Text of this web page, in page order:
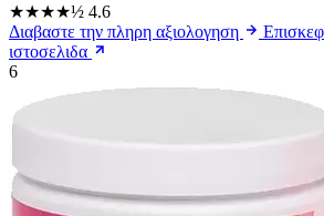
★★★★½ 4.6
Διαβαστε την πληρη αξιολογηση
ιστοσελιδα
6